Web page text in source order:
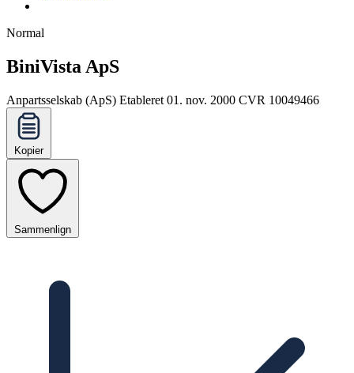
Normal
BiniVista ApS
Anpartsselskab (ApS) Etableret 01. nov. 2000 CVR 10049466
Kopier
Sammenlign